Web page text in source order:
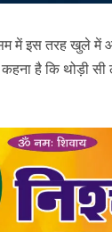
में इस तरह खुले
है कि थोड़ी सी